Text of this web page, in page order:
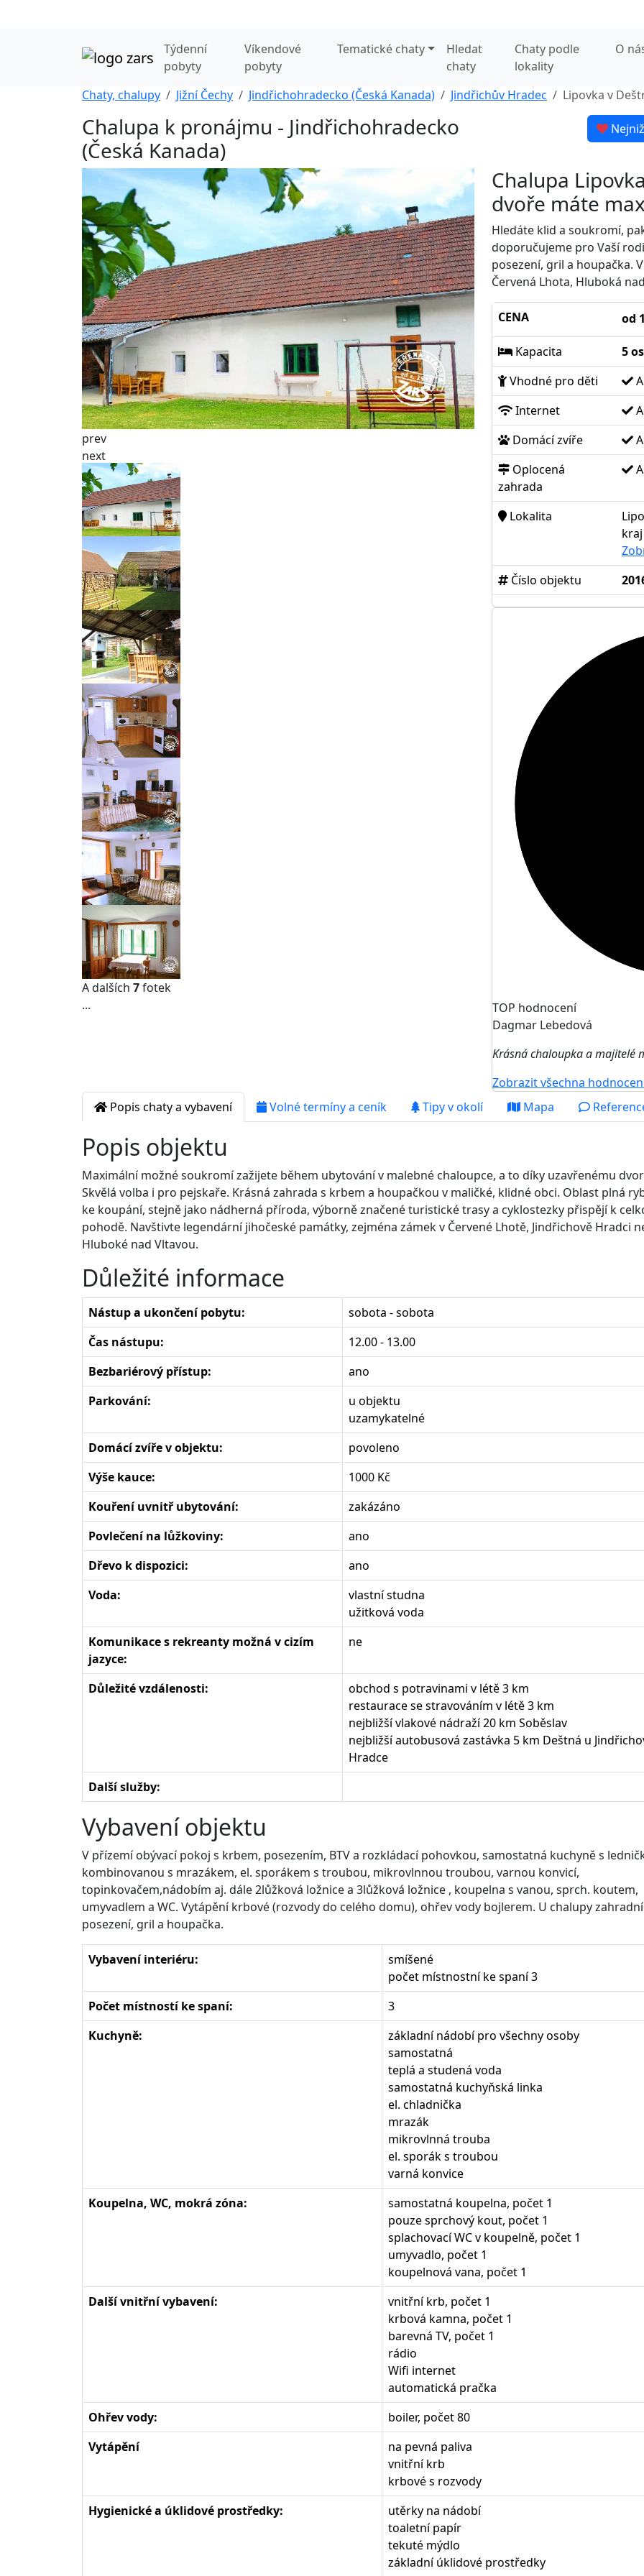
Týdenní
pobyty
Víkendové
pobyty
Tematické chaty
Hledat
chaty
Chaty podle
lokality
O
Chaty, chalupy Jižní Čechy Jindřichohradecko (Česká Kanada) Jindřichův Hradec Lipovka v
Chalupa k pronájmu - Jindřichohradecko
(Česká Kanada)
prev
next
A dalších 7fotek
...
Chalupa
dvoře máte
Hledáte klid a soukromí,
doporučujeme pro Vaší
posezení, gril a houpačka.
Červená Lhota, Hluboká
CENA od
Kapacita
5
Vhodné pro děti
Internet
Domácí zvíře
Oplocená
zahrada
Lokalita
kraj
Číslo objektu
TOP hodnocení
Dagmar Lebedová
Krásná chaloupka a majitelé
Zobrazit všechna
Popis chaty a vybavení
Volné termíny a ceník Tipy v okolí Mapa
Popis objektu
Maximální možné soukromí zažijete během ubytování v malebné chaloupce, a to díky uzavřenému
Skvělá volba i pro pejskaře. Krásná zahrada s krbem a houpačkou v maličké, klidné obci. Oblast plná
ke koupání, stejně jako nádherná příroda, výborně značené turistické trasy a cyklostezky přispějí k
pohodě. Navštivte legendární jihočeské památky, zejména zámek v Červené Lhotě, Jindřichově Hradci
Hluboké nad Vltavou.
Důležité informace
Nástup a ukončení pobytu:
sobota - sobota
Čas nástupu:
12.00 - 13.00
Bezbariérový přístup:
ano
Parkování:
u objektu
uzamykatelné
Domácí zvíře v objektu:
povoleno
Výše kauce:
1000 Kč
Kouření uvnitř ubytování:
zakázáno
Povlečení na lůžkoviny:
ano
Dřevo k dispozici:
ano
Voda:
vlastní studna
užitková voda
Komunikace s rekreanty možná v cizím
jazyce:
ne
Důležité vzdálenosti:
obchod s potravinami v létě 3 km
restaurace se stravováním v létě 3 km
nejbližší vlakové nádraží 20 km Soběslav
nejbližší autobusová zastávka 5 km Deštná u
Hradce
Další služby:
Vybavení objektu
V přízemí obývací pokoj s krbem, posezením, BTV a rozkládací pohovkou, samostatná kuchyně s
kombinovanou s mrazákem, el. sporákem s troubou, mikrovlnnou troubou, varnou konvicí,
topinkovačem,nádobím aj. dále 2lůžková ložnice a 3lůžková ložnice , koupelna s vanou, sprch. koutem,
umyvadlem a WC. Vytápění krbové (rozvody do celého domu), ohřev vody bojlerem. U chalupy zahradní
posezení, gril a houpačka.
Vybavení interiéru:
smíšené
počet místnostní ke spaní 3
Počet místností ke spaní:
3
Kuchyně:
základní nádobí pro všechny osoby
samostatná
teplá a studená voda
samostatná kuchyňská linka
el. chladnička
mrazák
mikrovlnná trouba
el. sporák s troubou
varná konvice
Koupelna, WC, mokrá zóna:
samostatná koupelna, počet 1
pouze sprchový kout, počet 1
splachovací WC v koupelně, počet 1
umyvadlo, počet 1
koupelnová vana, počet 1
Další vnitřní vybavení:
vnitřní krb, počet 1
krbová kamna, počet 1
barevná TV, počet 1
rádio
Wifi internet
automatická pračka
Ohřev vody:
boiler, počet 80
Vytápění
na pevná paliva
vnitřní krb
krbové s rozvody
Hygienické a úklidové prostředky:
utěrky na nádobí
toaletní papír
tekuté mýdlo
základní úklidové prostředky